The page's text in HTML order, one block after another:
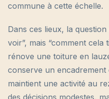
commune à cette échelle.
Dans ces lieux, la question
voir”, mais “comment cela
rénove une toiture en
conserve un
maintient une activité au
des décisions modestes,